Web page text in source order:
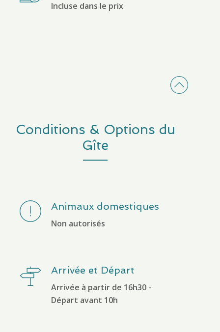
Incluse dans le prix
Conditions & Options du
Gîte
Animaux domestiques
Non autorisés
Arrivée et Départ
Arrivée à partir de 16h30 -